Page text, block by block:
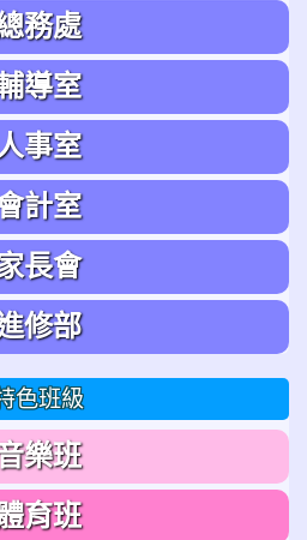
務處
導室
事室
計室
長會
修部
色班級
樂班
育班